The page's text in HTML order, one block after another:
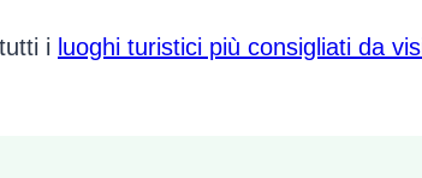
i luoghi turistici più consigliati da